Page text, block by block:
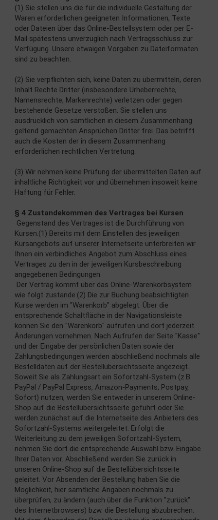
(1) Sie stellen uns die für die individuelle Gestaltung der
Waren erforderlichen geeigneten Informationen, Texte
oder Dateien über das Online-Bestellsystem oder per E-
Mail spätestens unverzüglich nach Vertragsschluss zur
Verfügung. Unsere etwaigen Vorgaben zu Dateiformaten
sind zu beachten.
(2) Sie verpflichten sich, keine Daten zu übermitteln, deren
Inhalt Rechte Dritter (insbesondere Urheberrechte,
Namensrechte, Markenrechte) verletzen oder gegen
bestehende Gesetze verstoßen. Sie stellen uns
ausdrücklich von sämtlichen in diesem Zusammenhang
geltend gemachten Ansprüchen Dritter frei. Das betrifft
auch die Kosten der in diesem Zusammenhang
erforderlichen rechtlichen Vertretung.
(3) Wir nehmen keine Prüfung der übermittelten Daten auf
inhaltliche Richtigkeit vor und übernehmen insoweit keine
Haftung für Fehler.
§ 4 Zustandekommen des Vertrages bei Kursen
Gegenstand des Vertrages ist die Durchführung von
Kursen.(1) Bereits mit dem Einstellen des jeweiligen
Kursangebots auf unserer Internetseite unterbreiten wir
Ihnen ein verbindliches Angebot zum Abschluss eines
Vertrages zu den in der jeweiligen Kursbeschreibung
angegebenen Bedingungen.
Der Vertrag kommt über das Online-Warenkorbsystem
wie folgt zustande:(2) Die zur Buchung beabsichtigten
Kurse werden im "Warenkorb" abgelegt. Über die
entsprechende Schaltfläche in der Navigationsleiste
können Sie den "Warenkorb" aufrufen und dort jederzeit
Änderungen vornehmen. Nach Aufrufen der Seite "Kasse"
und der Eingabe der persönlichen Daten sowie der
Zahlungsbedingungen werden abschließend nochmals alle
Bestelldaten auf der Bestellübersichtsseite angezeigt.
Soweit Sie als Zahlungsart ein Sofortzahl-System (z.B.
PayPal / PayPal Express, Amazon-Payments, Postpay,
Sofort) nutzen, werden Sie entweder in unserem Online-
Shop auf die Bestellübersichtsseite geführt oder Sie
werden zunächst auf die Internetseite des Anbieters des
Sofortzahl-Systems weitergeleitet. Erfolgt die
Weiterleitung zu dem jeweiligen Sofortzahl-System,
nehmen Sie dort die entsprechende Auswahl bzw. Eingabe
Ihrer Daten vor. Abschließend werden Sie zurück in
unseren Online-Shop auf die Bestellübersichtsseite
geleitet. Vor Absenden der Bestellung haben Sie die
Möglichkeit, hier sämtliche Angaben nochmals zu
überprüfen, zu ändern (auch über die Funktion "zurück"
des Internetbrowsers) bzw. die Bestellung abzubrechen.